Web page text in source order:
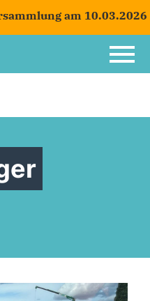
am 10.03.2026